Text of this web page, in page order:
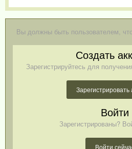
Вы должны быть пользователем,
Создать
Зарегистрируйтесь для
Зарегистрировать
Войти
Зарегистрированы?
Войти